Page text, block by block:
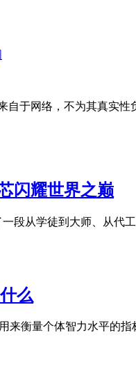
于网络，不为其真实
闪耀世界之巅
段从学徒到大师、从
么
来衡量个体智力水平的